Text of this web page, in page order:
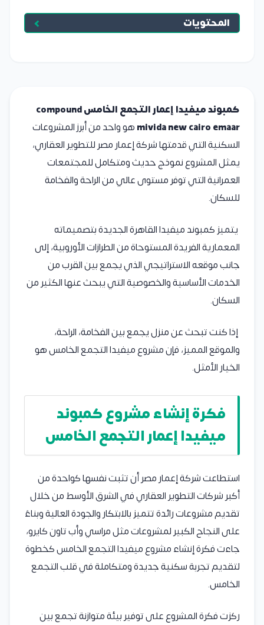
المحتويات
كمبوند ميفيدا إعمار التجمع الخامس compound
mivida new cairo emaarهو واحد من أبرز المشروعات
السكنية التي قدمتها شركة إعمار مصر للتطوير العقاري،
يمثل المشروع نموذج حديث ومتكامل للمجتمعات
العمرانية التي توفر مستوى عالي من الراحة والفخامة
للسكان.
يتميز كمبوند ميفيدا القاهرة الجديدة بتصميماته
المعمارية الفريدة المستوحاة من الطرازات الأوروبية، إلى
جانب موقعه الاستراتيجي الذي يجمع بين القرب من
الخدمات الأساسية والخصوصية التي يبحث عنها الكثير من
السكان.
إذا كنت تبحث عن منزل يجمع بين الفخامة، الراحة،
والموقع المميز، فإن مشروع ميفيدا التجمع الخامس هو
الخيار الأمثل.
فكرة إنشاء مشروع كمبوند
ميفيداإعمارالتجمع الخامس
استطاعت شركة إعمار مصر أن تثبت نفسها كواحدة من
أكبر شركات التطوير العقاري في الشرق الأوسط من خلال
تقديم مشروعات رائدة تتميز بالابتكار والجودة العالية وبناءً
على النجاح الكبير لمشروعات مثل مراسي وأب تاون كايرو،
جاءت فكرة إنشاء مشروع ميفيدا التجمع الخامس كخطوة
لتقديم تجربة سكنية جديدة ومتكاملة في قلب التجمع
الخامس.
ركزت فكرة المشروع على توفير بيئة متوازنة تجمع بين